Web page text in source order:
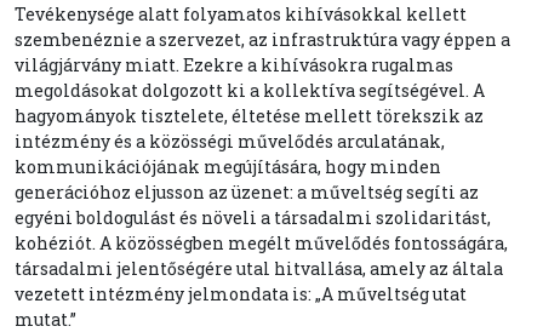
Tevékenysége alatt folyamatos kihívásokkal kellett
szembenéznie a szervezet, az infrastruktúra vagy éppen a
világjárvány miatt. Ezekre a kihívásokra rugalmas
megoldásokat dolgozott ki a kollektíva segítségével. A
hagyományok tisztelete, éltetése mellett törekszik az
intézmény és a közösségi művelődés arculatának,
kommunikációjának megújítására, hogy minden
generációhoz eljusson az üzenet: a műveltség segíti az
egyéni boldogulást és növeli a társadalmi szolidaritást,
kohéziót. A közösségben megélt művelődés fontosságára,
társadalmi jelentőségére utal hitvallása, amely az általa
vezetett intézmény jelmondata is: „A műveltség utat
mutat.”